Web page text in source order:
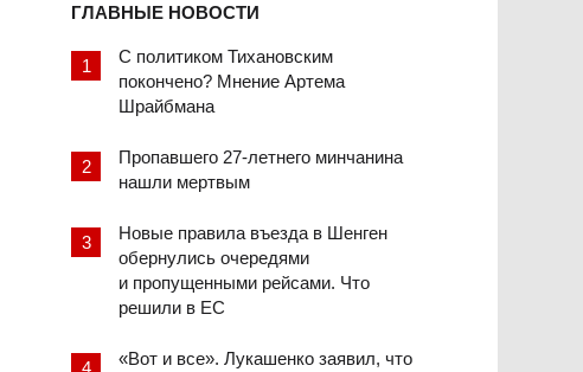
ГЛАВНЫЕ НОВОСТИ
С политиком Тихановским
покончено? Мнение Артема
Шрайбмана
Пропавшего 27-летнего минчанина
нашли мертвым
Новые правила въезда в Шенген
обернулись очередями
и пропущенными рейсами. Что
решили в ЕС
«Вот и все». Лукашенко заявил, что